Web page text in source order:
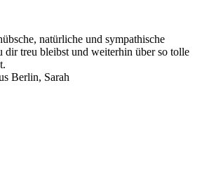
natürliche und sympathische
dir treu bleibst und weiterhin über so tolle
Berlin, Sarah